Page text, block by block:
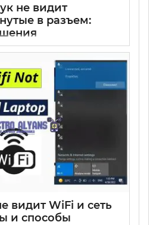
не видит
в разъем:
видит WiFi и сеть
и способы